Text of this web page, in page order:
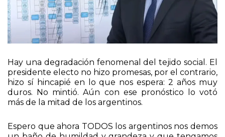
Hay una degradación fenomenal del tejido social. El
presidente electo no hizo promesas, por el contrario,
hizo sí hincapié en lo que nos espera: 2 años muy
duros. No mintió. Aún con ese pronóstico lo votó